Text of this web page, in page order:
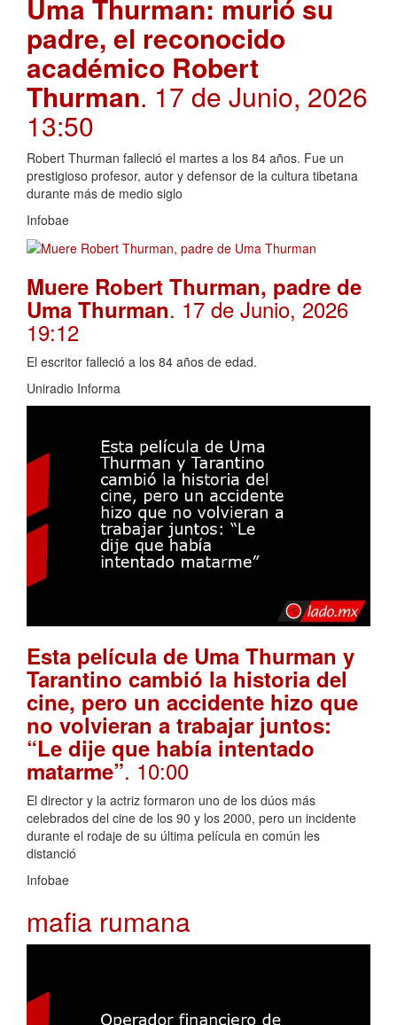
Uma Thurman: murió su
padre, el reconocido
académico Robert
Thurman. 17 de Junio, 2026
13:50
Robert Thurman falleció el martes a los 84 años. Fue un
prestigioso profesor, autor y defensor de la cultura tibetana
durante más de medio siglo
Infobae
Muere Robert Thurman, padre de
Uma Thurman. 17 de Junio, 2026
19:12
El escritor falleció a los 84 años de edad.
Uniradio Informa
Esta película de Uma Thurman y
Tarantino cambió la historia del
cine, pero un accidente hizo que
no volvieran a trabajar juntos:
“Le dije que había intentado
matarme”. 10:00
El director y la actriz formaron uno de los dúos más
celebrados del cine de los 90 y los 2000, pero un incidente
durante el rodaje de su última película en común les
distanció
Infobae
mafia rumana